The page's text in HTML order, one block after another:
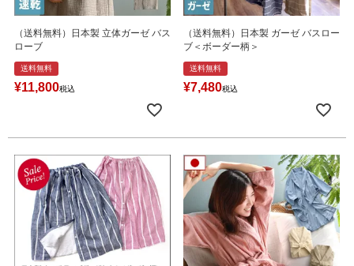
（送料無料）日本製 立体ガーゼ バス
ローブ
送料無料
¥11,800税込
（送料無料）日本製 ガーゼ バスロー
ブ＜ボーダー柄＞
送料無料
¥7,480税込